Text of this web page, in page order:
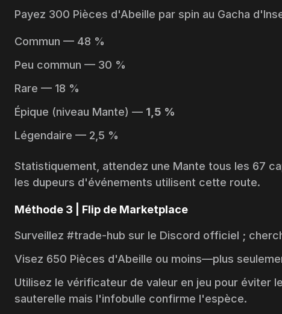
Payez 300 Pièces d'Abeille par spin au Gacha
Commun — 48 %
Peu commun — 30 %
Rare — 18 %
Épique (niveau Mante) — 1,5 %
Légendaire — 2,5 %
Statistiquement, attendez une Mante tous les 67
les dupeurs d'événements utilisent cette route.
Méthode 3 | Flip de Marketplace
Surveillez #trade-hub sur le Discord officiel ;
Visez 650 Pièces d'Abeille ou moins—plus
Utilisez le vérificateur de valeur en jeu pour
sauterelle mais l'infobulle confirme l'espèce.